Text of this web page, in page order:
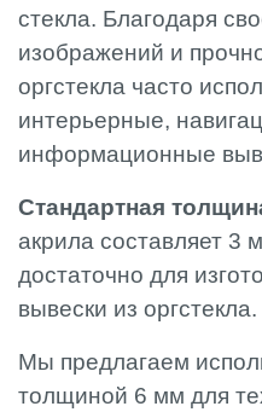
стекла. Благодаря
изображений и
оргстекла часто
интерьерные,
информационные
Стандартная
акрила составляет 3
достаточно для
вывески из оргстекла.
Мы предлагаем
толщиной 6 мм для